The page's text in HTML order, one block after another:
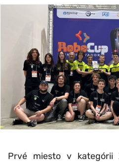
Prvé miesto v kategórii